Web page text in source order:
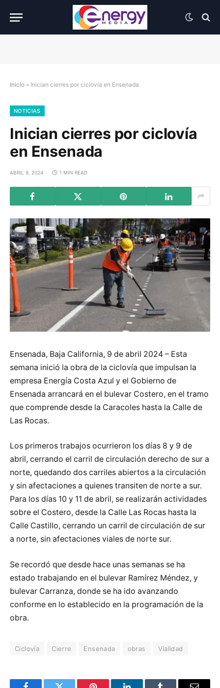
Inicio » Inician cierres por ciclovía en Ensenada
NOTICIAS
Inician cierres por ciclovía
en Ensenada
ABRIL 9, 2024 1 MIN READ
Ensenada, Baja California, 9 de abril 2024 – Esta
semana inició la obra de la ciclovía que impulsan la
empresa Energía Costa Azul y el Gobierno de
Ensenada arrancará en el bulevar Costero, en el tramo
que comprende desde la Caracoles hasta la Calle de
Las Rocas.
Los primeros trabajos ocurrieron los días 8 y 9 de
abril, cerrando el carril de circulación derecho de sur a
norte, quedando dos carriles abiertos a la circulación
y sin afectaciones a quienes transiten de norte a sur.
Para los días 10 y 11 de abril, se realizarán actividades
sobre el Costero, desde la Calle Las Rocas hasta la
Calle Castillo, cerrando un carril de circulación de sur
a norte, sin afectaciones viales de norte sur.
Se recordó que desde hace unas semanas se ha
estado trabajando en el bulevar Ramírez Méndez, y
bulevar Carranza, donde se ha ido avanzando
conforme en lo establecido en la programación de la
obra.
Ciclovía Cierre Ensenada obras Vialidad